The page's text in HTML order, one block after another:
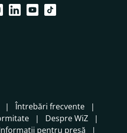
Întrebări frecvente
Despre WiZ
pentru presă